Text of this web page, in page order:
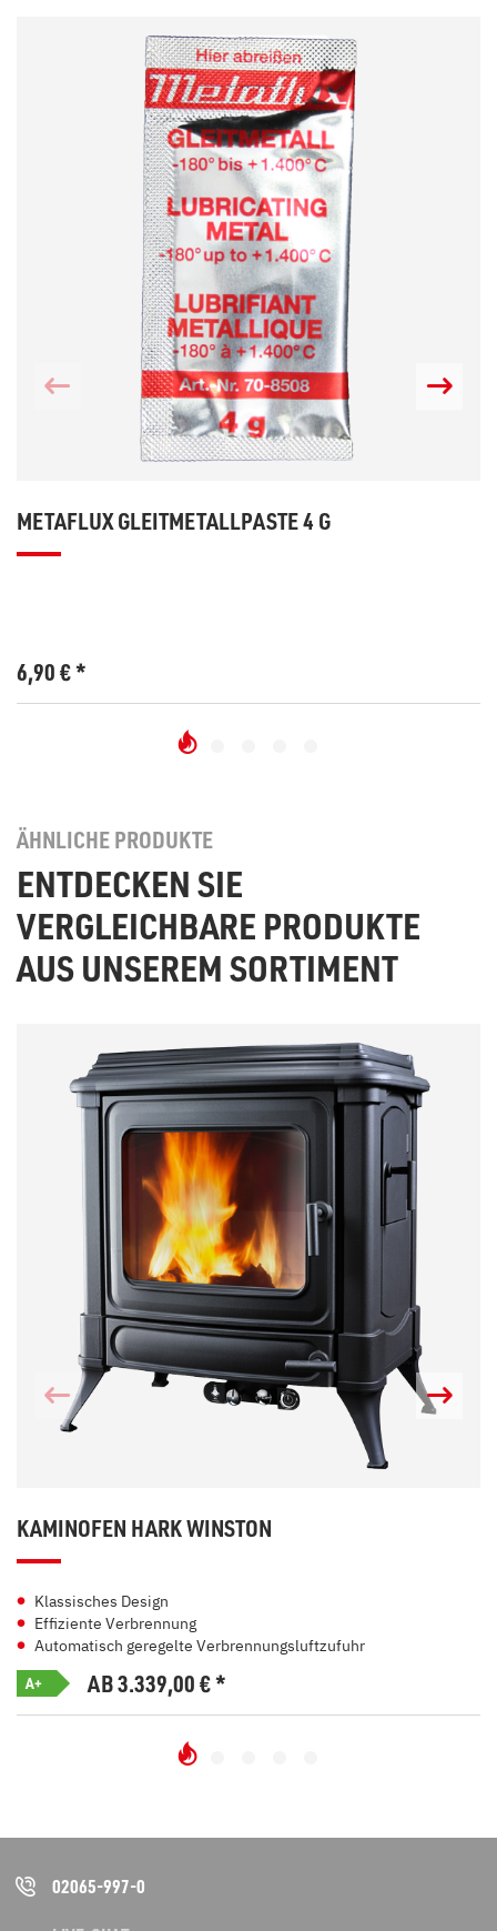
METAFLUX GLEITMETALLPASTE 4 G
6,90€*
ÄHNLICHE PRODUKTE
ENTDECKEN SIE
VERGLEICHBARE PRODUKTE
AUS UNSEREM SORTIMENT
KAMINOFEN HARK WINSTON
Klassisches Design
Effiziente Verbrennung
Automatisch geregelte Verbrennungsluftzufuhr
A+ AB 3.339,00€*
02065-997-0